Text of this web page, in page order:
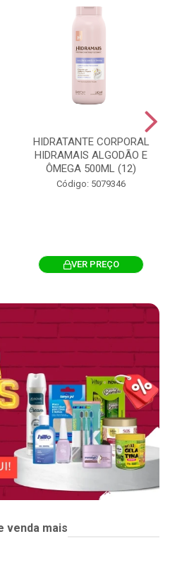
HIDRATANTE CORPORAL
HIDRAMAIS ALGODÃO E
ÔMEGA 500ML (12)
Código: 5079346
VER PREÇO
venda mais